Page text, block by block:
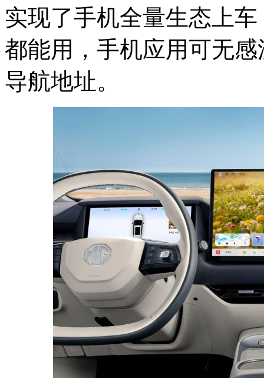
实现了手机全量生态上
都能用，手机应用可无
导航地址。